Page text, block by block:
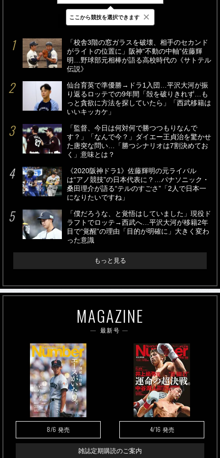
最新 24時間 週間
「校舎3階の窓ガラスを破壊、相手のセカンド
がライトの位置に」阪神“不動の中軸”佐藤輝
明…野球部元相棒が語る高校時代の《サトテル
伝説》
仙台育英で準優勝→ドラ1入団…平沢大河が振
り返るロッテでの9年間「殻を破りきれず…も
っと貪欲に方法を探していたら」「西武移籍は
いいキッカケ」
「監督、今日は何対何で勝つつもりなんで
す？」「なんで今？」ダイエー王貞治を驚かせ
た唐突な問い…「勝つシナリオは7割決めてお
く」意味とは？
《2020阪神ドラ1》佐藤輝明の元ライバル
は“アノ競技”の日本代表に？…パナソニック・
桑田理介が語る“テルのすごさ”「2人で日本一
になりたいですね」
「僕だろうな、と覚悟はしていました」現役ド
ラフトでロッテ→西武へ…平沢大河が移籍2年
目で“覚醒”の理由「目的が明確に」大きく変わ
った意識
もっと見る
MAGAZINE
最新号
8/6 発売 4/16 発売
雑誌定期購読のご案内
ここから競技を選択できます ×